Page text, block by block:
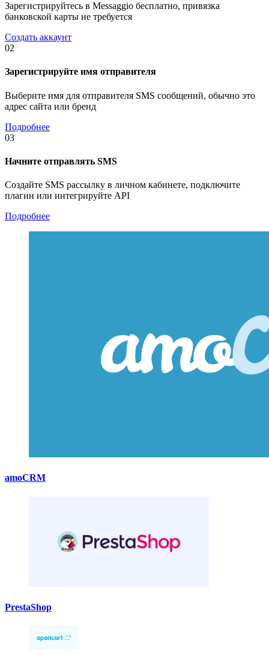
Зарегистрируйтесь в Messaggio бесплатно, привязка
банковской карты не требуется
Создать аккаунт
02
Зарегистрируйте имя отправителя
Выберите имя для отправителя SMS сообщений, обычно это
адрес сайта или бренд
Подробнее
03
Начните отправлять SMS
Создайте SMS рассылку в личном кабинете, подключите
плагин или интегрируйте API
Подробнее
amoCRM
PrestaShop